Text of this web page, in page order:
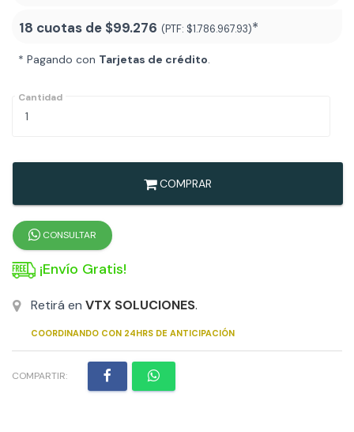
18 cuotas de $99.276 (PTF: $1.786.967.93)*
* Pagando con Tarjetas de crédito.
Cantidad
COMPRAR
CONSULTAR
¡Envío Gratis!
Retirá en VTX SOLUCIONES.
COORDINANDO CON 24HRS DE ANTICIPACIÓN
COMPARTIR: